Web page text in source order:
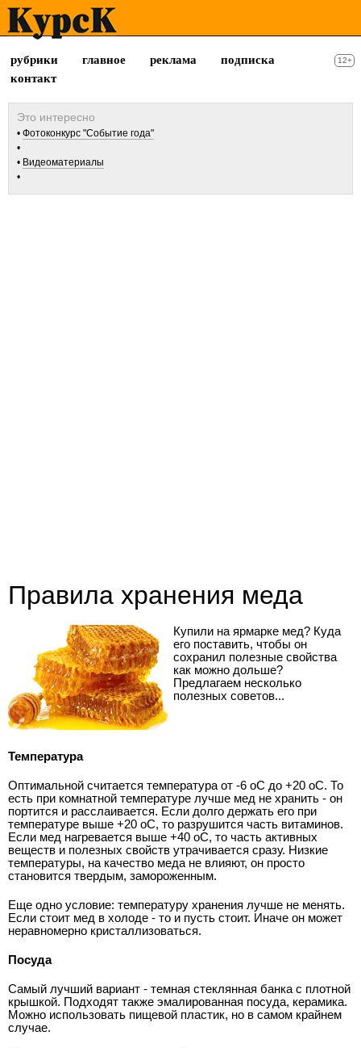
рубрики главное реклама
подписка
контакт
12+
Фотоконкурс "Событие года"
Видеоматериалы
Правила хранения меда
Купили на ярмарке мед? Куда
его поставить, чтобы он
сохранил полезные свойства
как можно дольше?
Предлагаем несколько
полезных советов...
Температура
Оптимальной считается температура от -6 оС до +20 оС. То
есть при комнатной температуре лучше мед не хранить - он
портится и расслаивается. Если долго держать его при
температуре выше +20 оС, то разрушится часть витаминов.
Если мед нагревается выше +40 оС, то часть активных
веществ и полезных свойств утрачивается сразу. Низкие
температуры, на качество меда не влияют, он просто
становится твердым, замороженным.
Еще одно условие: температуру хранения лучше не менять.
Если стоит мед в холоде - то и пусть стоит. Иначе он может
неравномерно кристаллизоваться.
Посуда
Самый лучший вариант - темная стеклянная банка с плотной
крышкой. Подходят также эмалированная посуда, керамика.
Можно использовать пищевой пластик, но в самом крайнем
случае.